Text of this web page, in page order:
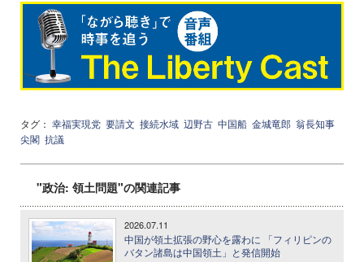
タグ： 幸福実現党 要請文 接続水域 辺野古 中国船 金城竜郎 翁長知事
尖閣 抗議
"政治: 領土問題"の関連記事
2026.07.11
中国が領土拡張の野心を露わに 「フィリピンの
バタン諸島は中国領土」と発信開始